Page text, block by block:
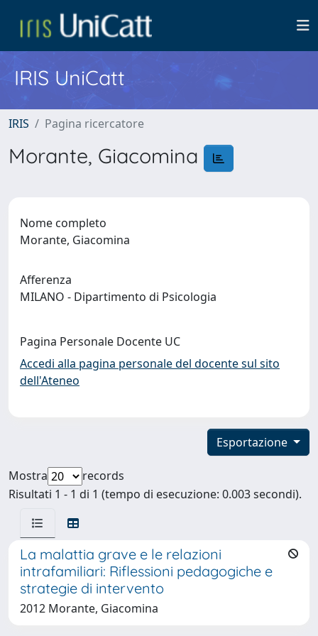
IRIS UniCatt
IRIS Pagina ricercatore
Morante, Giacomina
Nome completo
Morante, Giacomina
Afferenza
MILANO - Dipartimento di Psicologia
Pagina Personale Docente UC
Accedi alla pagina personale del docente sul sito
dell'Ateneo
Esportazione
Mostra
records
Risultati 1 - 1 di 1 (tempo di esecuzione: 0.003 secondi).
La malattia grave e le relazioni
intrafamiliari: Riflessioni pedagogiche e
strategie di intervento
2012 Morante, Giacomina